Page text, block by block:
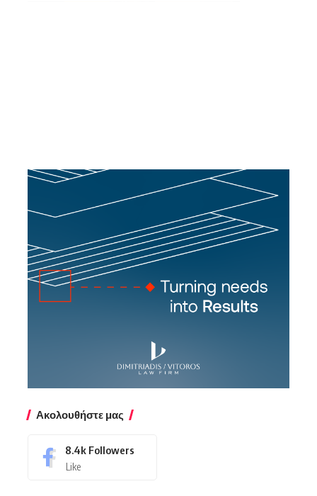
Ακολουθήστε μας
8.4k Followers
Like